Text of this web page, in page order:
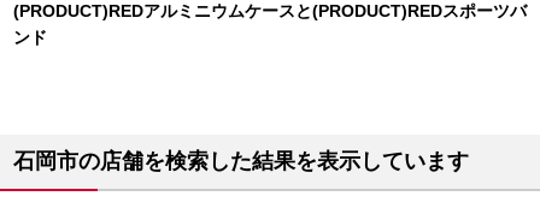
(PRODUCT)REDアルミニウムケースと(PRODUCT)REDスポーツバ
ンド
石岡市の店舗を検索した結果を表示しています